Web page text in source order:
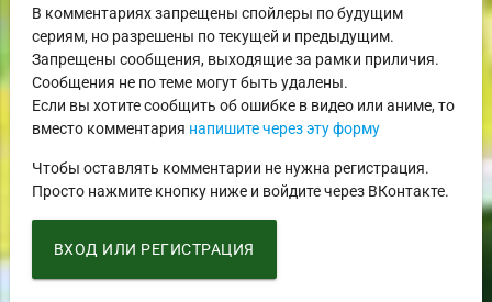
В комментариях запрещены спойлеры по будущим
сериям, но разрешены по текущей и предыдущим.
Запрещены сообщения, выходящие за рамки приличия.
Сообщения не по теме могут быть удалены.
Если вы хотите сообщить об ошибке в видео или аниме, то
вместо комментария напишите через эту форму
Чтобы оставлять комментарии не нужна регистрация.
Просто нажмите кнопку ниже и войдите через ВКонтакте.
ВХОД ИЛИ РЕГИСТРАЦИЯ